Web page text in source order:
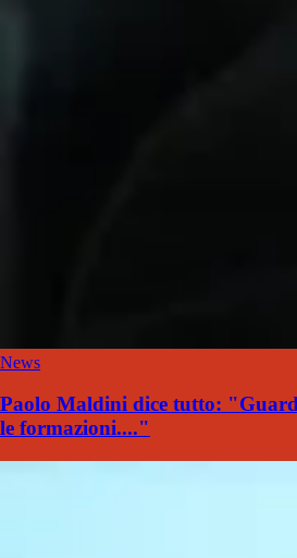
News
Paolo Maldini dice tutto:
le formazioni...."